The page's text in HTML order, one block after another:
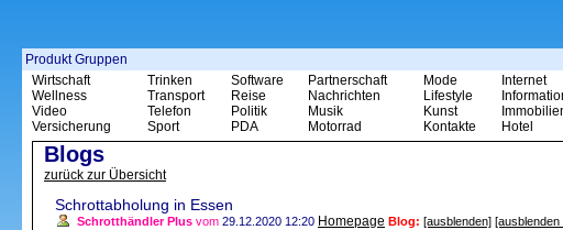
Produkt Gruppen
Wirtschaft
Wellness
Video
Versicherung
Trinken
Transport
Telefon
Sport
Software
Reise
Politik
PDA
Partnerschaft
Nachrichten
Musik
Motorrad
Mode
Lifestyle
Kunst
Kontakte
Internet
Hotel
Blogs
zurück zur Übersicht
Schrottabholung in Essen
Schrotthändler Plus vom 29.12.2020 12:20 Homepage Blog: [ausblenden]